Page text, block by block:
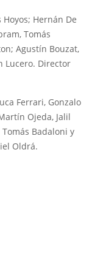
Hernán De
Tomás
Agustín Bouzat,
Lucero. Director
Ferrari, Gonzalo
Ojeda, Jalil
Badaloni y
Oldrá.